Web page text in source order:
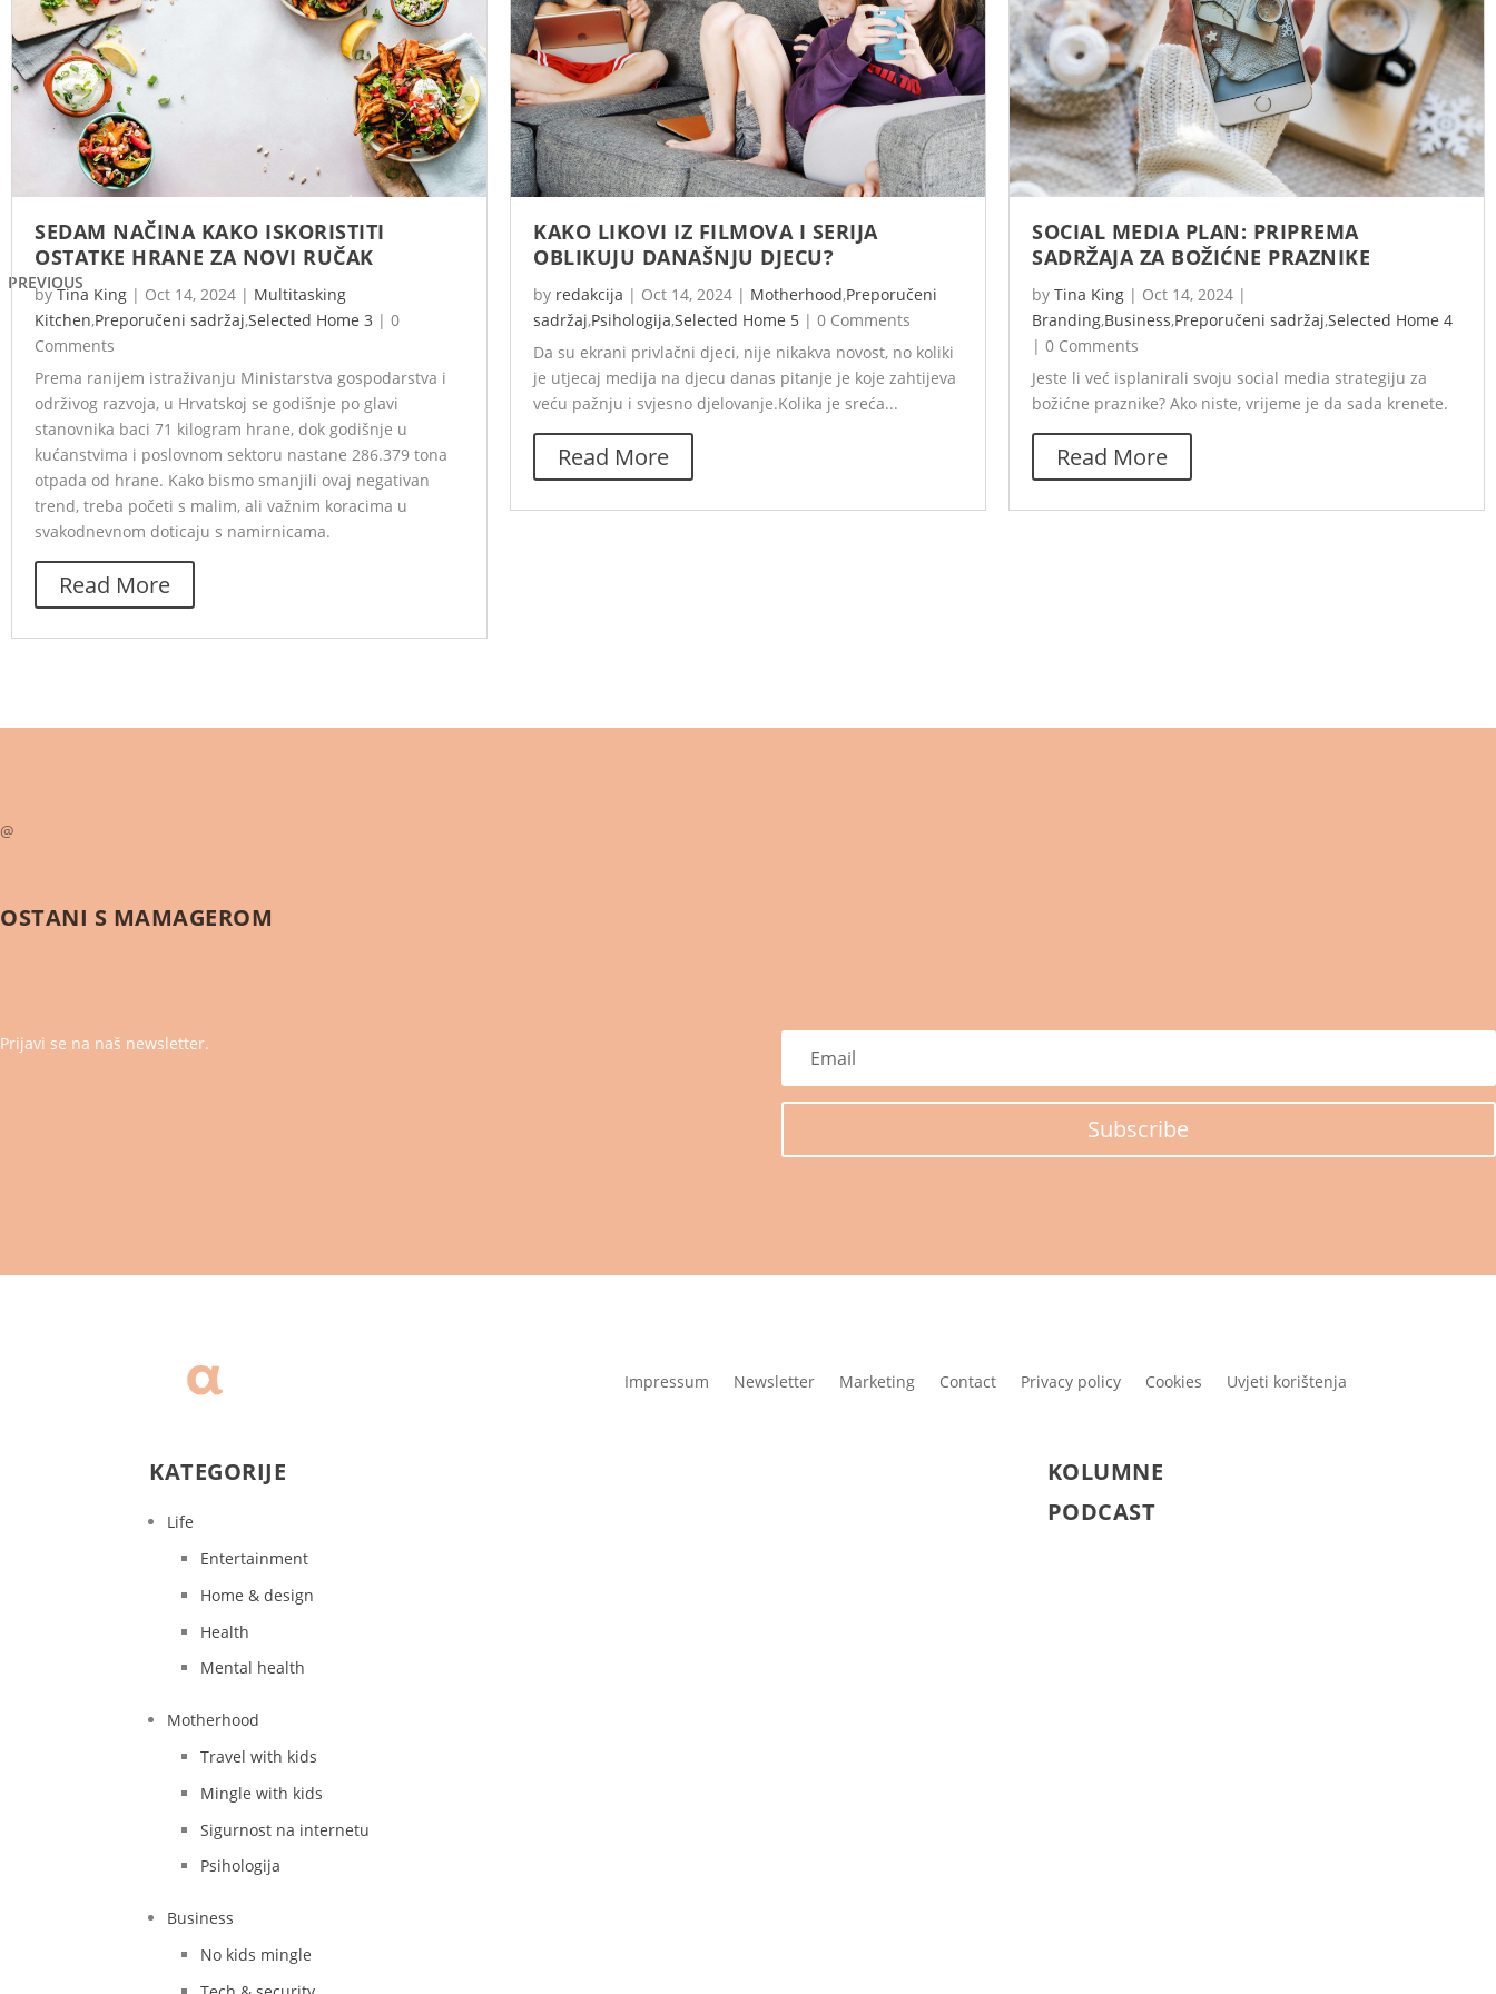
PREVIOUS
SEDAM NAČINA KAKO ISKORISTITI
OSTATKE HRANE ZA NOVI RUČAK
by Tina King | Oct 14, 2024 | Multitasking
Kitchen,Preporučeni sadržaj,Selected Home 3 | 0
Comments
Prema ranijem istraživanju Ministarstva gospodarstva i
održivog razvoja, u Hrvatskoj se godišnje po glavi
stanovnika baci 71 kilogram hrane, dok godišnje u
kućanstvima i poslovnom sektoru nastane 286.379 tona
otpada od hrane. Kako bismo smanjili ovaj negativan
trend, treba početi s malim, ali važnim koracima u
svakodnevnom doticaju s namirnicama.
Read More
KAKO LIKOVI IZ FILMOVA I SERIJA
OBLIKUJU DANAŠNJU DJECU?
by redakcija | Oct 14, 2024 | Motherhood,Preporučeni
sadržaj,Psihologija,Selected Home 5 | 0 Comments
Da su ekrani privlačni djeci, nije nikakva novost, no koliki
je utjecaj medija na djecu danas pitanje je koje zahtijeva
veću pažnju i svjesno djelovanje.Kolika je sreća...
Read More
SOCIAL MEDIA PLAN: PRIPREMA
SADRŽAJA ZA BOŽIĆNE PRAZNIKE
by Tina King | Oct 14, 2024 |
Branding,Business,Preporučeni sadržaj,Selected Home 4
| 0 Comments
Jeste li već isplanirali svoju social media strategiju za
božićne praznike? Ako niste, vrijeme je da sada krenete.
Read More
@
OSTANI S MAMAGEROM
Prijavi se na naš newsletter.
Subscribe
Impressum Newsletter Marketing Contact Privacy policy Cookies Uvjeti korištenja
KATEGORIJE
Life
Entertainment
Home & design
Health
Mental health
Motherhood
Travel with kids
Mingle with kids
Sigurnost na internetu
Psihologija
Business
No kids mingle
KOLUMNE
PODCAST